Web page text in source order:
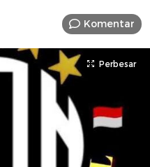
Komentar
Perbesar